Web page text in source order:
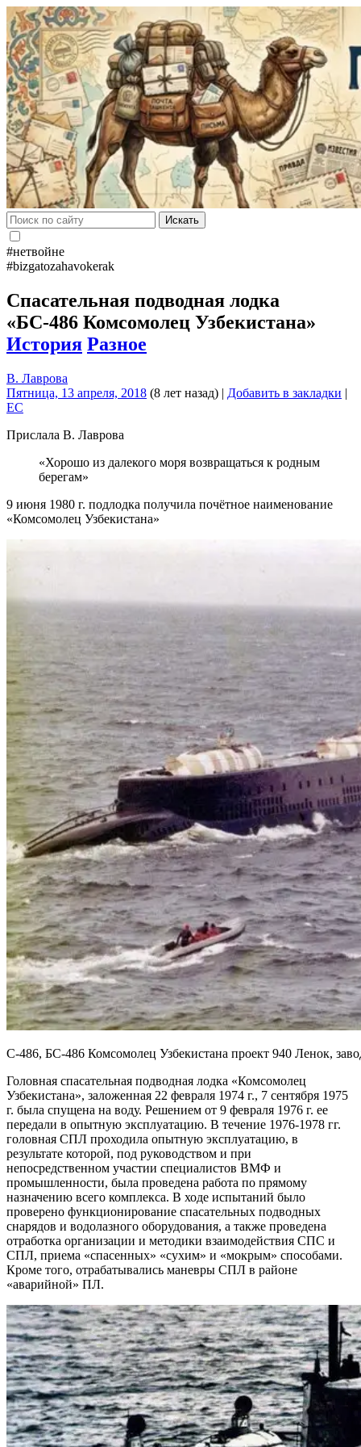
Искать
#нетвойне
#bizgatozahavokerak
Спасательная подводная лодка
«БС-486 Комсомолец Узбекистана»
История Разное
В. Лаврова
Пятница, 13 апреля, 2018 (8 лет назад) | Добавить в закладки |
EC
Прислала В. Лаврова
«Хорошо из далекого моря возвращаться к родным
берегам»
9 июня 1980 г. подлодка получила почётное наименование
«Комсомолец Узбекистана»
С-486, БС-486 Комсомолец Узбекистана проект 940 Ленок,
Головная спасательная подводная лодка «Комсомолец
Узбекистана», заложенная 22 февраля 1974 г., 7 сентября 1975
г. была спущена на воду. Решением от 9 февраля 1976 г. ее
передали в опытную эксплуатацию. В течение 1976-1978 гг.
головная СПЛ проходила опытную эксплуатацию, в
результате которой, под руководством и при
непосредственном участии специалистов ВМФ и
промышленности, была проведена работа по прямому
назначению всего комплекса. В ходе испытаний было
проверено функционирование спасательных подводных
снарядов и водолазного оборудования, а также проведена
отработка организации и методики взаимодействия СПС и
СПЛ, приема «спасенных» «сухим» и «мокрым» способами.
Кроме того, отрабатывались маневры СПЛ в районе
«аварийной» ПЛ.